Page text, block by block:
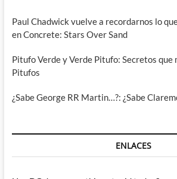
Paul Chadwick vuelve a recordarnos lo
en Concrete: Stars Over Sand
Pitufo Verde y Verde Pitufo: Secretos que
Pitufos
¿Sabe George RR Martin…?: ¿Sabe
ENLACES